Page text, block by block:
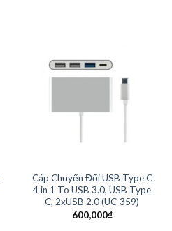
Cáp Chuyển Đổi USB Type C
4 in 1 To USB 3.0, USB Type
C, 2xUSB 2.0 (UC-359)
600,000₫